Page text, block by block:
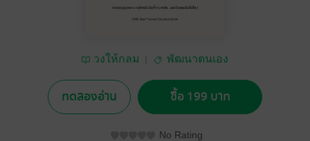
วงให้กลม พัฒนาตนเอง
ทดลองอ่าน ซื้อ 199 บาท
No Rating